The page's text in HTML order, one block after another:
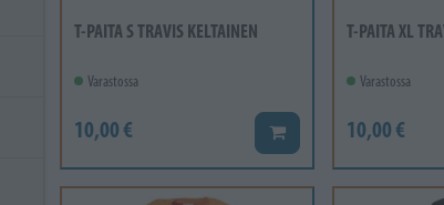
T-PAITA S TRAVIS KELTAINEN
Varastossa
10,00 € Lisää koriin
T-PAITA XL
Varastossa
10,00 €